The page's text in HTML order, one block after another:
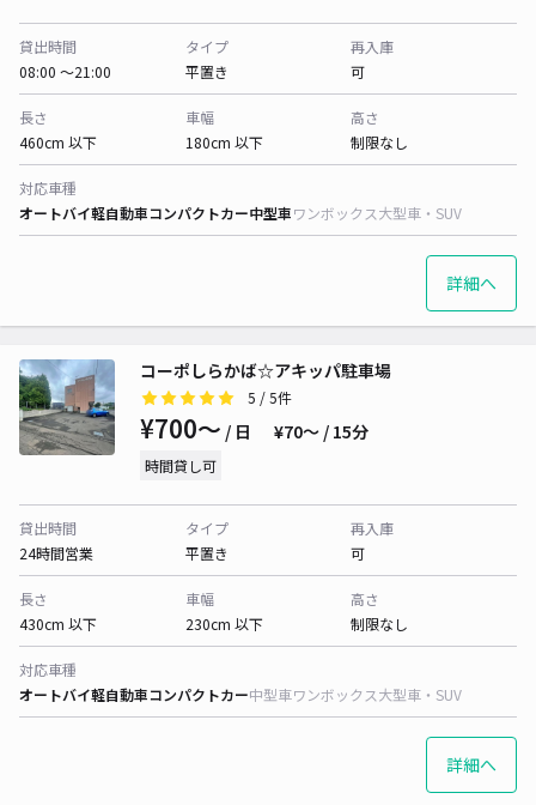
貸出時間
08:00 〜21:00
タイプ
平置き
再入庫
可
長さ
460cm 以下
車幅
180cm 以下
高さ
制限なし
対応車種
オートバイ軽自動車コンパクトカー中型車ワンボックス大型車・SUV
詳細へ
コーポしらかば☆アキッパ駐車場
5 / 5件
¥700〜 / 日 ¥70〜 / 15分
時間貸し可
貸出時間
24時間営業
タイプ
平置き
再入庫
可
長さ
430cm 以下
車幅
230cm 以下
高さ
制限なし
対応車種
オートバイ軽自動車コンパクトカー中型車ワンボックス大型車・SUV
詳細へ